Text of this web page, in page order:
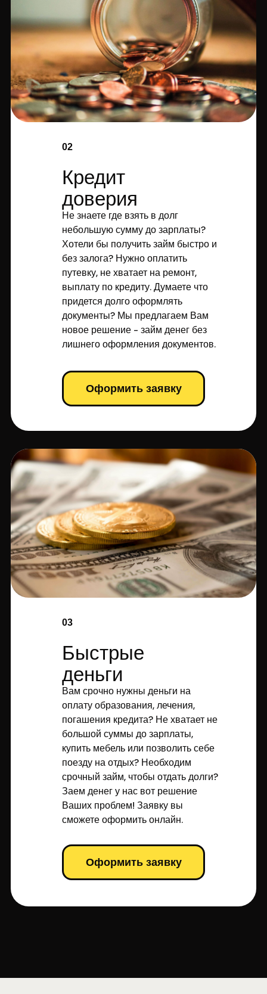
02
Кредит
доверия
Не знаете где взять в долг
небольшую сумму до зарплаты?
Хотели бы получить займ быстро и
без залога? Нужно оплатить
путевку, не хватает на ремонт,
выплату по кредиту. Думаете что
придется долго оформлять
документы? Мы предлагаем Вам
новое решение - займ денег без
лишнего оформления документов.
Оформить заявку
03
Быстрые
деньги
Вам срочно нужны деньги на
оплату образования, лечения,
погашения кредита? Не хватает не
большой суммы до зарплаты,
купить мебель или позволить себе
поезду на отдых? Необходим
срочный займ, чтобы отдать долги?
Заем денег у нас вот решение
Ваших проблем! Заявку вы
сможете оформить онлайн.
Оформить заявку